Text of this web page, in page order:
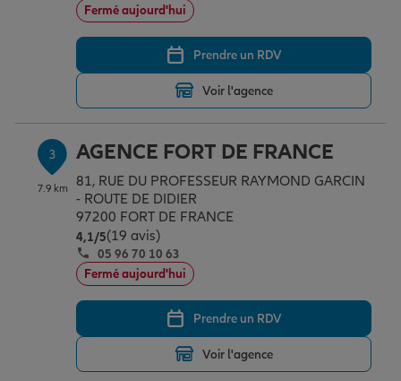
Préparer l’avenir
Le Pack Famille
Garantie des accidents de la vie
Assurance scolaire
Protection juridique
Retraite
Tous nos devis d'assurance
Fermé aujourd'hui
Prendre un RDV
Voir l'agence
3
7.9 km
AGENCE FORT DE FRANCE
81, RUE DU PROFESSEUR RAYMOND GARCIN
- ROUTE DE DIDIER
97200 FORT DE FRANCE
4,1/5Note de 4.1 sur 5
(19 avis)
05 96 70 10 63
Fermé aujourd'hui
Prendre un RDV
Voir l'agence